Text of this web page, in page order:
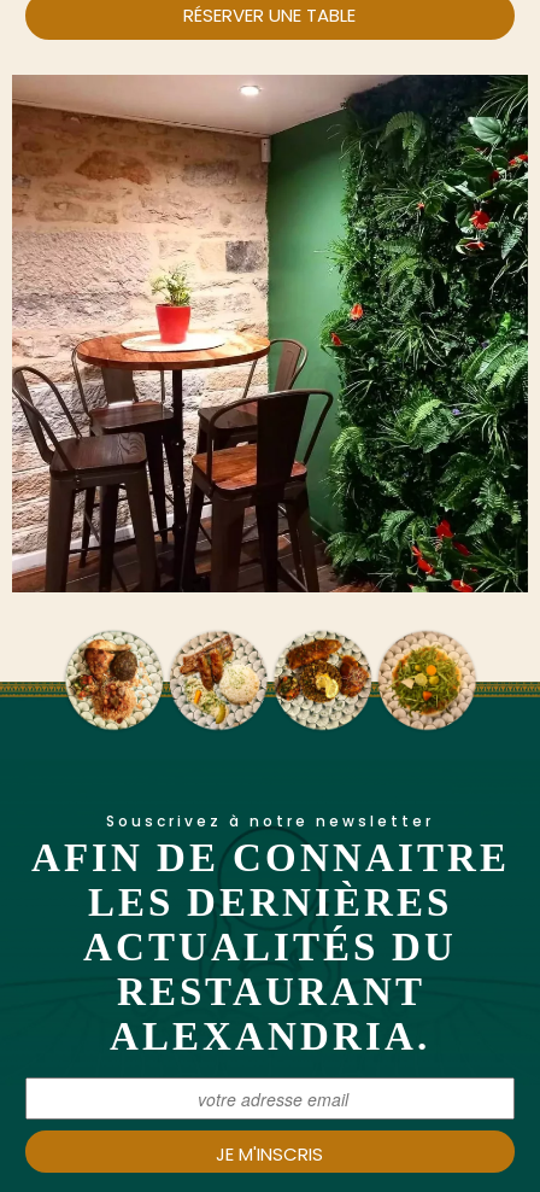
RÉSERVER UNE TABLE
Souscrivez à notre newsletter
AFIN DE CONNAITRE
LES DERNIÈRES
ACTUALITÉS DU
RESTAURANT
ALEXANDRIA.
JE M'INSCRIS